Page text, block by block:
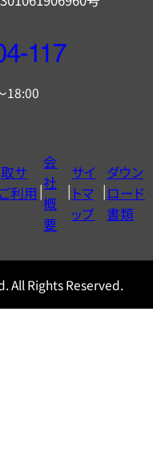
18:00
サ
利用
会
社
概
要
サイ
トマ
ップ
ダウン
ロード
書類
All Rights Reserved.